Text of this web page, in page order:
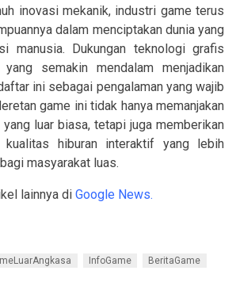
inovasi mekanik, industri game terus
dalam menciptakan dunia yang
manusia. Dukungan teknologi grafis
semakin mendalam menjadikan
ini sebagai pengalaman yang wajib
game ini tidak hanya memanjakan
luar biasa, tetapi juga memberikan
hiburan interaktif yang lebih
masyarakat luas.
lainnya di Google News.
InfoGame BeritaGame